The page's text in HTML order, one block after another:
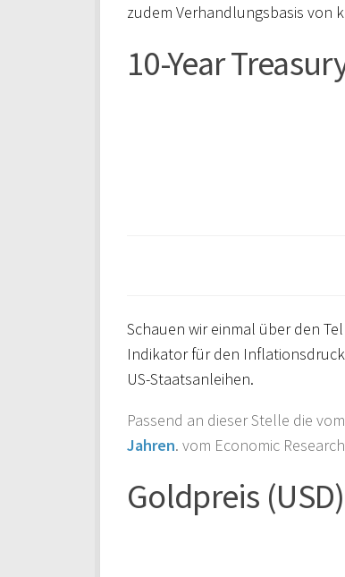
zudem Verhandlungsbasis von
10-Year
Schauen wir einmal über den
Indikator für den
US-Staatsanleihen.
Passend an dieser Stelle die
Jahren. vom Economic
Goldpreis (USD)